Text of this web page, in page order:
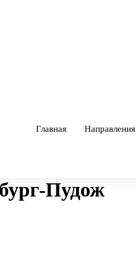
Главная Направления
Пудож